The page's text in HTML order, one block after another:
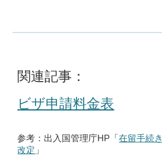
関連記事：
ビザ申請料金表
参考： 出入国管理庁HP 「在留手続
改定 」